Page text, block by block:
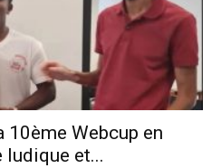
Webcup en
ludique et...